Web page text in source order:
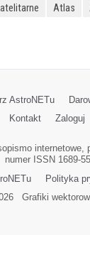
Atlas
AstroNETu
Kontakt
Zaloguj
internetowe,
numer ISSN 1689-
Polityka
Grafiki